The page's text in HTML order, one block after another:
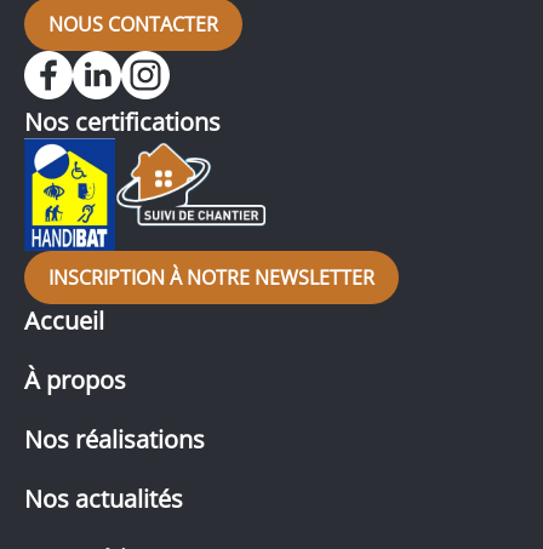
NOUS CONTACTER
Accueil
À propos
Nos réalisations
Nos actualités
Nos certifications
INSCRIPTION À NOTRE NEWSLETTER